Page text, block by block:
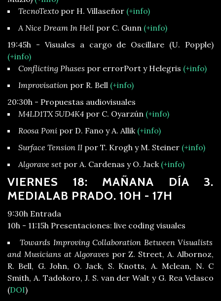
TecnoTexto por H. Villaseñor (+info)
A Nice Dream In Hell por C. Gunn (+info)
19:45h - Visuales a cargo de Oscillare (U. Popple)
(+info)
Conflicting Phases por errorPort y Helegris (+info)
Improvisation por R. Bell (+info)
20:30h - Propuestas audiovisuales
M4LD1TX 5UD4K4 por C. Oyarzún (+info)
Roosa Poni por D. Fano y A. Allik (+info)
Surface Tension II por T. Krogh y M. Steiner (+info)
Algorave set por A. Cardenas y O. Jack (+info)
VIERNES 18: MAÑANA DÍA 3.
MEDIALAB PRADO. 10H - 17H
9:30h Entrada
10h - 11:15h Presentaciones: live coding visuales
Towards Improving Collaboration Between Visualists
and Musicians at Algoraves por Z. Street, A. Albornoz,
R. Bell, G. John, O. Jack, S. Knotts, A. Mclean, N. C
Smith, A. Tadokoro, J. S. van der Walt y G. Rea Velasco
(DOI)